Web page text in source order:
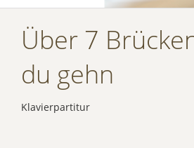
Über 7
du gehn
Klavierpartitur